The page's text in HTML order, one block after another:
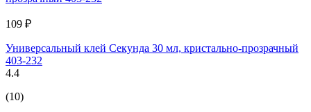
109 ₽
Универсальный клей Секунда 30 мл, кристально-прозрачный
403-232
4.4
(10)